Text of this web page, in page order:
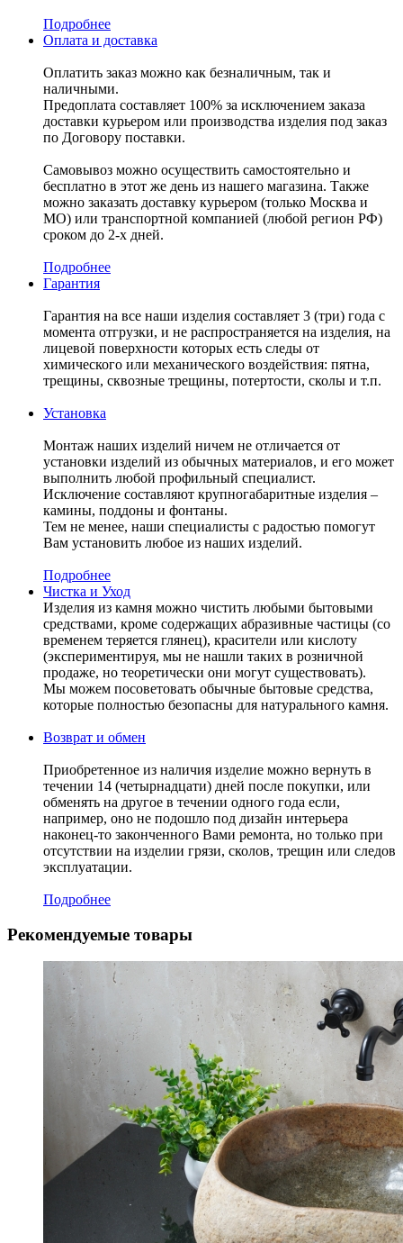
Подробнее
Оплата и доставка
Оплатить заказ можно как безналичным, так и
наличными.
Предоплата составляет 100% за исключением заказа
доставки курьером или производства изделия под заказ
по Договору поставки.
Самовывоз можно осуществить самостоятельно и
бесплатно в этот же день из нашего магазина. Также
можно заказать доставку курьером (только Москва и
МО) или транспортной компанией (любой регион РФ)
сроком до 2-х дней.
Подробнее
Гарантия
Гарантия на все наши изделия составляет 3 (три) года с
момента отгрузки, и не распространяется на изделия, на
лицевой поверхности которых есть следы от
химического или механического воздействия: пятна,
трещины, сквозные трещины, потертости, сколы и т.п.
Установка
Монтаж наших изделий ничем не отличается от
установки изделий из обычных материалов, и его может
выполнить любой профильный специалист.
Исключение составляют крупногабаритные изделия –
камины, поддоны и фонтаны.
Тем не менее, наши специалисты с радостью помогут
Вам установить любое из наших изделий.
Подробнее
Чистка и Уход
Изделия из камня можно чистить любыми бытовыми
средствами, кроме содержащих абразивные частицы (со
временем теряется глянец), красители или кислоту
(экспериментируя, мы не нашли таких в розничной
продаже, но теоретически они могут существовать).
Мы можем посоветовать обычные бытовые средства,
которые полностью безопасны для натурального камня.
Возврат и обмен
Приобретенное из наличия изделие можно вернуть в
течении 14 (четырнадцати) дней после покупки, или
обменять на другое в течении одного года если,
например, оно не подошло под дизайн интерьера
наконец-то законченного Вами ремонта, но только при
отсутствии на изделии грязи, сколов, трещин или следов
эксплуатации.
Подробнее
Рекомендуемые товары